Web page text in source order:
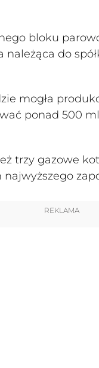
bloku
do
mogła
ponad 500
trzy gazowe
najwyższego
REKLAMA